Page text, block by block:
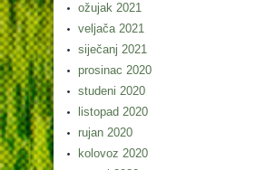
ožujak 2021
veljača 2021
siječanj 2021
prosinac 2020
studeni 2020
listopad 2020
rujan 2020
kolovoz 2020